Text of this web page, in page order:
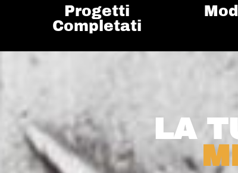
Progetti
Completati
LA